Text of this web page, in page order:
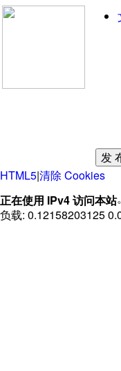
发
HTML5|清除 Cookies
正在使用 IPv4 访问本站。
负载: 0.12158203125